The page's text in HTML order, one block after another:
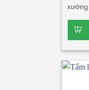
xưởng
âm,
với
sóng